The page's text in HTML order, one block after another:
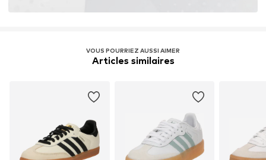
VOUS POURRIEZ AUSSI AIMER
Articles similaires